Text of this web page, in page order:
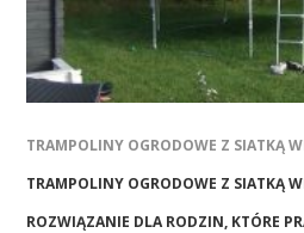
TRAMPOLINY OGRODOWE Z SIATKĄ
TRAMPOLINY OGRODOWE Z SIATKĄ
ROZWIĄZANIE DLA RODZIN, KTÓRE